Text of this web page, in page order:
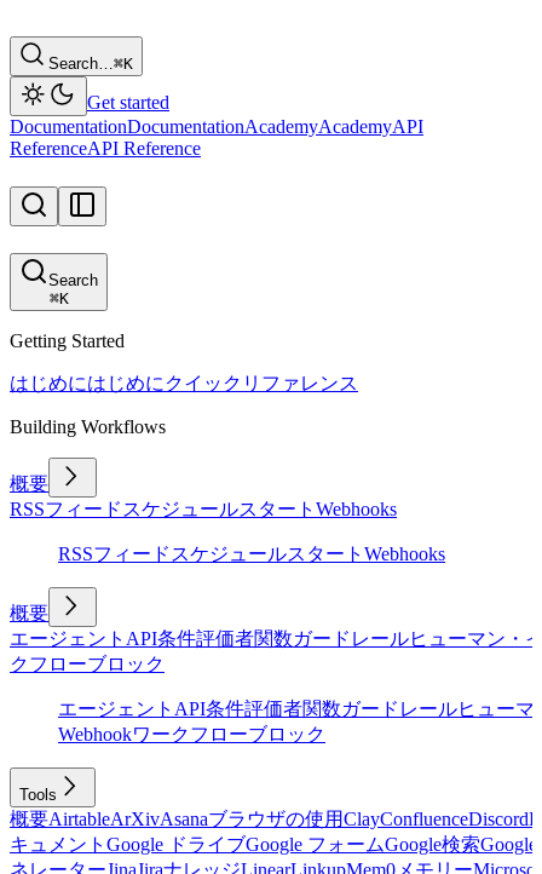
Search…⌘K
Get started
DocumentationDocumentationAcademyAcademyAPI
ReferenceAPI Reference
Search
⌘K
Getting Started
はじめにはじめに クイックリファレンス
Building Workflows
概要
RSSフィード スケジュールスタート Webhooks
RSSフィード スケジュールスタート Webhooks
概要
エージェント API条件評価者関数ガードレールヒューマン・
クフローブロック
エージェント API条件評価者関数ガードレールヒュー
Webhookワークフローブロック
Tools
概要AirtableArXivAsanaブラウザの使用ClayConfluenceDiscord
キュメント Google ドライブGoogle フォームGoogle検索
ネレーターJinaJiraナレッジLinearLinkupMem0 メモリー